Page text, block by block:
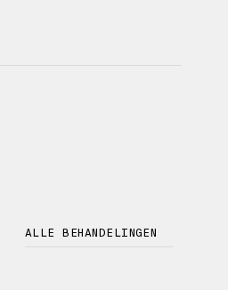
ALLE BEHANDELINGEN